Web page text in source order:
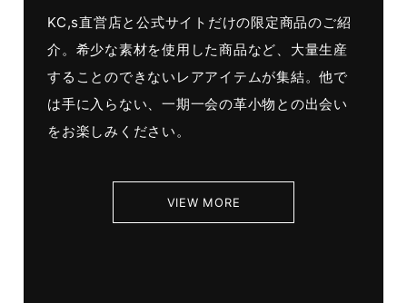
KC,s直営店と公式サイトだけの限定商品のご紹
介。希少な素材を使用した商品など、大量生産
することのできないレアアイテムが集結。他で
は手に入らない、一期一会の革小物との出会い
をお楽しみください。
VIEW MORE